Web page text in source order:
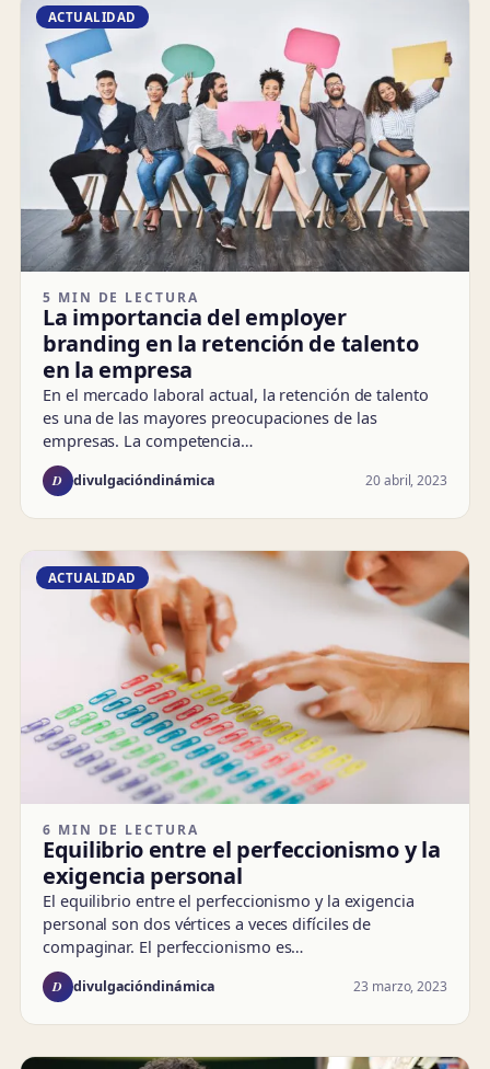
ACTUALIDAD
5 MIN DE LECTURA
La importancia del employer
branding en la retención de talento
en la empresa
En el mercado laboral actual, la retención de talento
es una de las mayores preocupaciones de las
empresas. La competencia…
D divulgacióndinámica 20 abril, 2023
ACTUALIDAD
6 MIN DE LECTURA
Equilibrio entre el perfeccionismo y la
exigencia personal
El equilibrio entre el perfeccionismo y la exigencia
personal son dos vértices a veces difíciles de
compaginar. El perfeccionismo es…
D divulgacióndinámica 23 marzo, 2023